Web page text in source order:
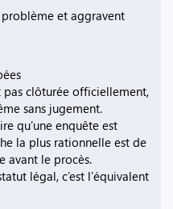
problème et aggravent
pas clôturée officiellement,
sans jugement.
qu’une enquête est
la plus rationnelle est de
avant le procès.
légal, c’est l’équivalent